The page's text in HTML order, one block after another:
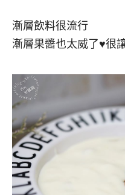
漸層飲料很流行
漸層果醬也太威了♥很